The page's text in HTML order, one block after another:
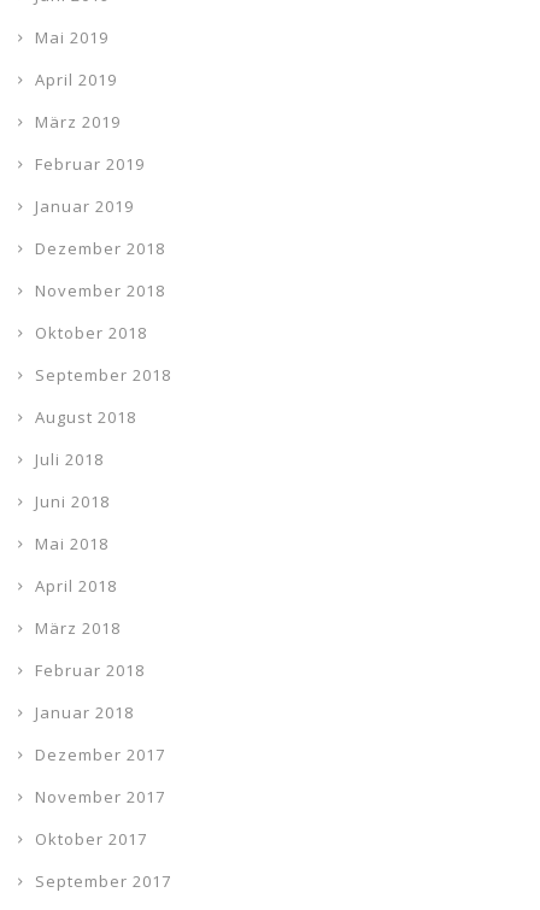
Mai 2019
April 2019
März 2019
Februar 2019
Januar 2019
Dezember 2018
November 2018
Oktober 2018
September 2018
August 2018
Juli 2018
Juni 2018
Mai 2018
April 2018
März 2018
Februar 2018
Januar 2018
Dezember 2017
November 2017
Oktober 2017
September 2017